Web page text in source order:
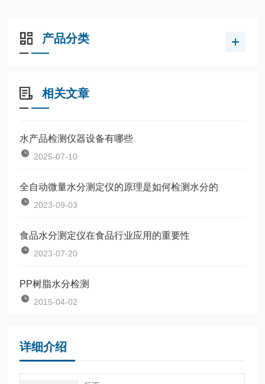
产品分类
相关文章
水产品检测仪器设备有哪些
2025-07-10
全自动微量水分测定仪的原理是如何检测水分的
2023-09-03
食品水分测定仪在食品行业应用的重要性
2023-07-20
PP树脂水分检测
2015-04-02
详细介绍